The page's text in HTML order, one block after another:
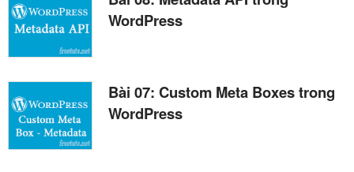
WordPress
Bài 07: Custom Meta Boxes trong
WordPress